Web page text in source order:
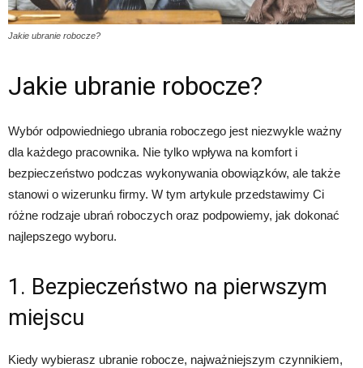
Jakie ubranie robocze?
Jakie ubranie robocze?
Wybór odpowiedniego ubrania roboczego jest niezwykle ważny
dla każdego pracownika. Nie tylko wpływa na komfort i
bezpieczeństwo podczas wykonywania obowiązków, ale także
stanowi o wizerunku firmy. W tym artykule przedstawimy Ci
różne rodzaje ubrań roboczych oraz podpowiemy, jak dokonać
najlepszego wyboru.
1. Bezpieczeństwo na pierwszym
miejscu
Kiedy wybierasz ubranie robocze, najważniejszym czynnikiem,